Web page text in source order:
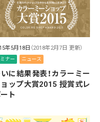
年5月18日 （2018年2月7日 更新）
ナー ニュース
に結果発表！カラーミー
ップ大賞2015 授賞式レ
ト